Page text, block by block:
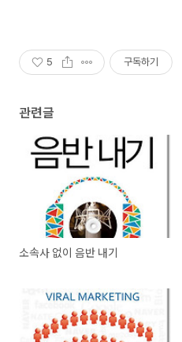
5 구독하기
관련글
소속사 없이 음반 내기